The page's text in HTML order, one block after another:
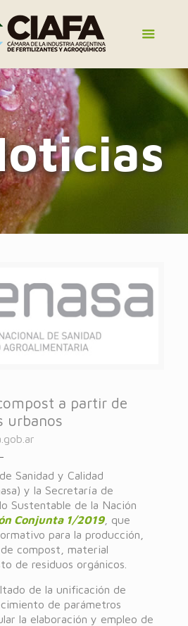
a partir de
urbanos
Sanidad y Calidad
y la Secretaría de
Sustentable de la Nación
Conjunta 1/2019, que
para la producción,
compost, material
de residuos orgánicos.
de la unificación de
de parámetros
la elaboración y empleo de